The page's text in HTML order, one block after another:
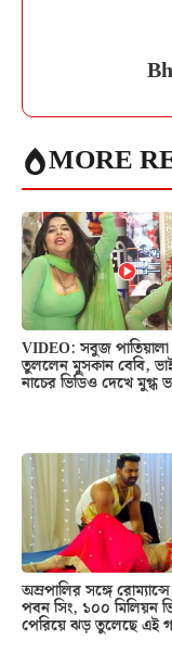
MORE
VIDEO: সবুজ
তুললেন মুসকান বেবি,
নাচের ভিডিও দেখে মুগ্ধ
অম্রপালির সঙ্গে
পবন সিং, ১০০ মিলিয়ন
পেরিয়ে ঝড় তুলেছে এই